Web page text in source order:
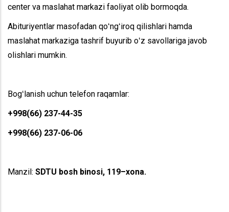
center va maslahat markazi faoliyat olib bormoqda.
Abituriyentlar masofadan qoʻngʻiroq qilishlari hamda
maslahat markaziga tashrif buyurib oʻz savollariga javob
olishlari mumkin.
Bogʻlanish uchun telefon raqamlar:
+998(66) 237-44-35
+998(66) 237-06-06
Manzil: SDTU bosh binosi, 119–xona.